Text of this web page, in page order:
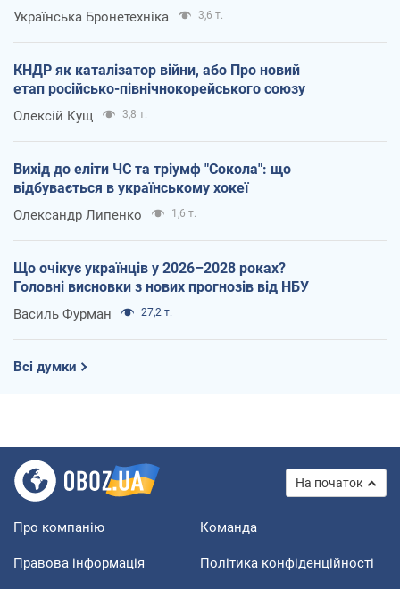
Українська Бронетехніка 3,6 т.
КНДР як каталізатор війни, або Про новий
етап російсько-північнокорейського союзу
Олексій Кущ 3,8 т.
Вихід до еліти ЧС та тріумф "Сокола": що
відбувається в українському хокеї
Олександр Липенко 1,6 т.
Що очікує українців у 2026–2028 роках?
Головні висновки з нових прогнозів від НБУ
Василь Фурман 27,2 т.
Всі думки
На початок
Про компанію Команда
Правова інформація Політика конфіденційності